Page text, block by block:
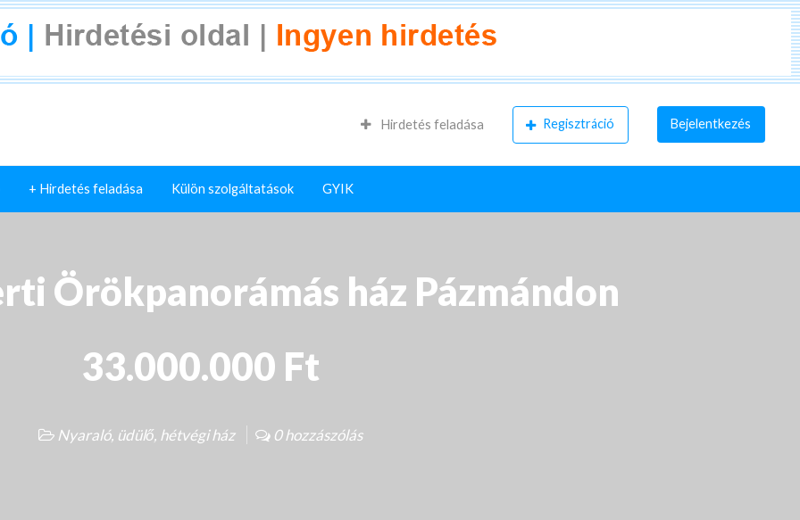
Hirdetés feladása Regisztráció Bejelentkezés
+ Hirdetés feladása Külön szolgáltatások GYIK
Örökpanorámás ház Pázmándon
33.000.000 Ft
Nyaraló, üdülő, hétvégi ház 0 hozzászólás